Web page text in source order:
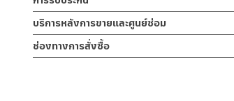
กล้ารับประกัน 10 ปี เต็ม
ไม่อยู่ในเงื่อนไขการรับประกัน
1. ไม่ทำสินค้าให้เกิดความเสียหายอื่น ๆ นอกจาก
2. ทำความสะอาดสินค้าโดยการใช้ผ้านุ่มๆชุบน้ำหมา
3. ห้ามใช้สารเคมีที่มีฤทธิ์เป็นกรด ในการทำความ
4. ห้ามใช้แปรง วัสดุแข็ง หยาบ ห้ามใช้ฝอยขัดทำค
รับประกันไส้วาล์ว ไม่รั่วซึม 10 ปี
บริการหลังการขายและศูนย์ซ่อม
ช่องทางออนไลน์
– Email: contact@charnpaiboon.com
ช่องทางการสั่งซื้อ